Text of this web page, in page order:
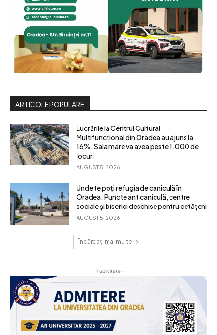
ARTICOLE POPULARE
Lucrările la Centrul Cultural
Multifuncțional din Oradea au ajuns la
16%. Sala mare va avea peste 1.000 de
locuri
AUGUST 5, 2026
Unde te poți refugia de caniculă în
Oradea. Puncte anticaniculă, centre
sociale și biserici deschise pentru cetățeni
AUGUST 5, 2026
Încărcați mai multe
- Publicitate -